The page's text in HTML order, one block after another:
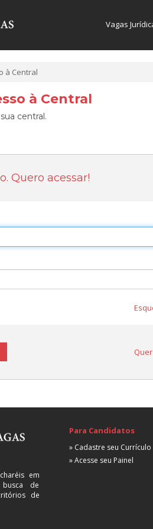
Vagas
à Central
à Central
central.
Quero acessar!
em
de
de
Para Candidatos
» Cadastre seu Currículo
» Acesse seu Painel